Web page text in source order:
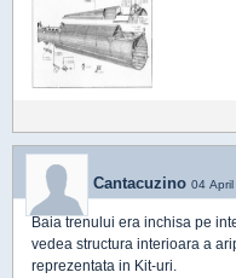
Cantacuzino 04
Baia trenului era inchisa pe
vedea structura interioara a
reprezentata in Kit-uri.